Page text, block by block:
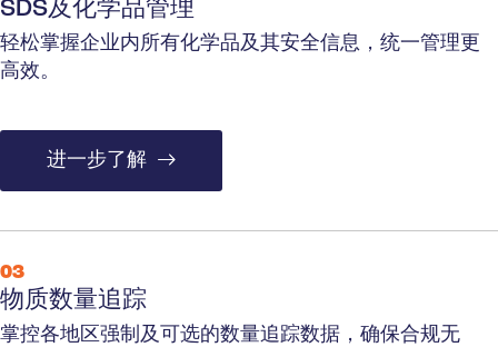
SDS及化学品管理
轻松掌握企业内所有化学品及其安全信息，统一管理更
高效。
进一步了解
03
物质数量追踪
掌控各地区强制及可选的数量追踪数据，确保合规无